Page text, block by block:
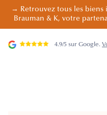
→ Retrouvez tous les biens
Brauman & K, votre
4.9/5 sur Google.